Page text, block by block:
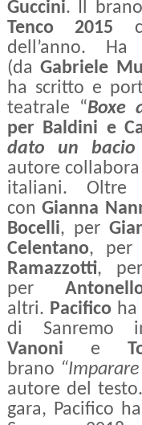
Guccini. Il
Tenco 2015
dell’anno.
(daGabriele
ha scritto e
teatrale “Boxe
per Baldini e
dato un bacio
autore
italiani. Oltre
conGianna
Bocelli, per
Celentano, per
Ramazzotti,
per
altri. Pacifico
di
Vanoni e
brano
autore del
gara, Pacifico